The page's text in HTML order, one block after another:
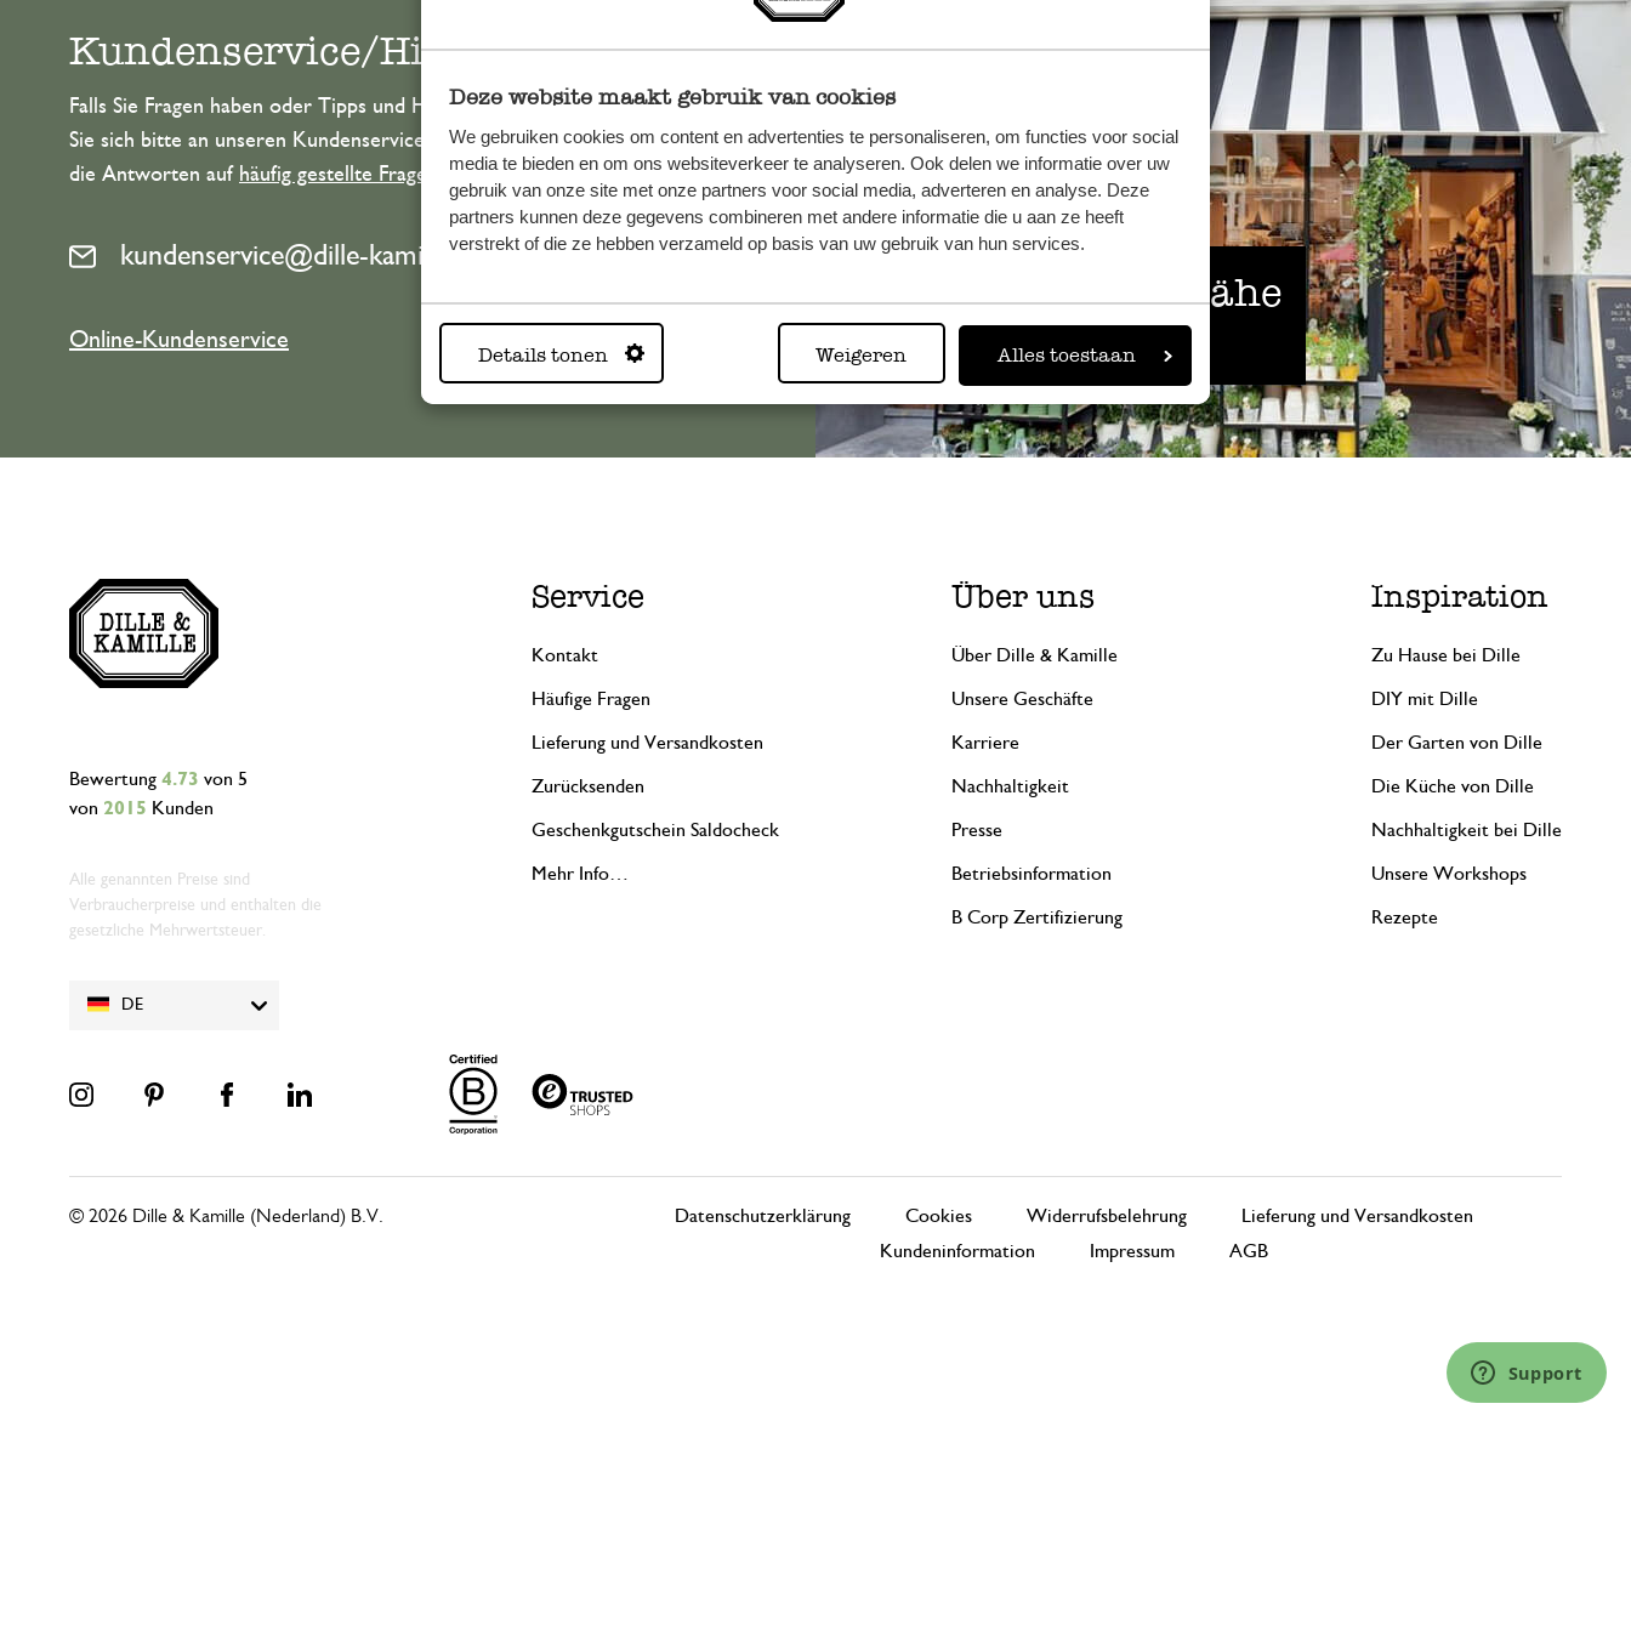
Deze website maakt gebruik van cookies
We gebruiken cookies om content en advertenties te personaliseren, om functies voor social
media te bieden en om ons websiteverkeer te analyseren. Ook delen we informatie over uw
gebruik van onze site met onze partners voor social media, adverteren en analyse. Deze
partners kunnen deze gegevens combineren met andere informatie die u aan ze heeft
verstrekt of die ze hebben verzameld op basis van uw gebruik van hun services.
Details tonen Weigeren Alles toestaan
Immer in der Nähe
Alle 62 Geschäfte anzeigen
Kundenservice/Hilfe
Falls Sie Fragen haben oder Tipps und Hilfe brauchen, wenden
Sie sich bitte an unseren Kundenservice. Oder lesen Sie hier
die Antworten auf häufig gestellte Fragen
kundenservice@dille-kamille.de
Online-Kundenservice
DE
Bewertung 4.73 von 5
von 2015 Kunden
Alle genannten Preise sind
Verbraucherpreise und enthalten die
gesetzliche Mehrwertsteuer.
Service
Kontakt
Häufige Fragen
Lieferung und Versandkosten
Zurücksenden
Geschenkgutschein Saldocheck
Mehr Info…
Über uns
Über Dille & Kamille
Unsere Geschäfte
Karriere
Nachhaltigkeit
Presse
Betriebsinformation
B Corp Zertifizierung
Inspiration
Zu Hause bei Dille
DIY mit Dille
Der Garten von Dille
Die Küche von Dille
Nachhaltigkeit bei Dille
Unsere Workshops
Rezepte
Datenschutzerklärung Cookies Widerrufsbelehrung
Lieferung und Versandkosten
Kundeninformation
Impressum AGB
© 2026 Dille & Kamille (Nederland) B.V.
Support